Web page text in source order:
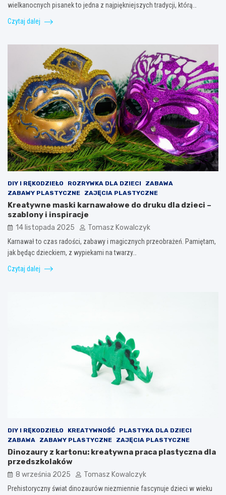
wielkanocnych pisanek to jedna z najpiękniejszych tradycji, którą…
Czytaj dalej
DIY I RĘKODZIEŁO ROZRYWKA DLA DZIECI
ZABAWA
ZABAWY PLASTYCZNE
ZAJĘCIA PLASTYCZNE
Kreatywne maski karnawałowe do druku dla dzieci –
szablony i inspiracje
14 listopada 2025 Tomasz Kowalczyk
Karnawał to czas radości, zabawy i magicznych przeobrażeń. Pamiętam,
jak będąc dzieckiem, z wypiekami na twarzy…
Czytaj dalej
DIY I RĘKODZIEŁO KREATYWNOŚĆ
PLASTYKA DLA DZIECI
ZABAWA
ZABAWY PLASTYCZNE ZAJĘCIA PLASTYCZNE
Dinozaury z kartonu: kreatywna praca plastyczna dla
przedszkolaków
8 września 2025 Tomasz Kowalczyk
Prehistoryczny świat dinozaurów niezmiennie fascynuje dzieci w wieku